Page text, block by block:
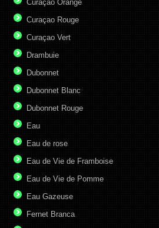
Curaçao Orange
Curaçao Rouge
Curaçao Vert
Drambuie
Dubonnet
Dubonnet Blanc
Dubonnet Rouge
Eau
Eau de rose
Eau de Vie de Framboise
Eau de Vie de Pomme
Eau Gazeuse
Fernet Branca